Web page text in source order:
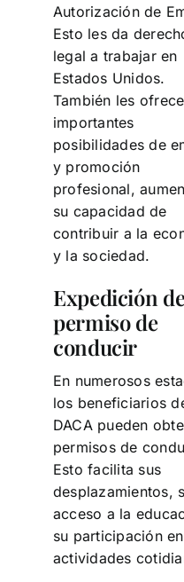
Autorización de
Esto les da
legal a trabajar en
Estados Unidos.
También les ofrece
importantes
posibilidades de
y promoción
profesional,
su capacidad de
contribuir a la
y la sociedad.
Expedición
permiso de
conducir
En numerosos
los beneficiarios
DACA pueden
permisos de
Esto facilita sus
desplazamientos,
acceso a la
su participación
actividades